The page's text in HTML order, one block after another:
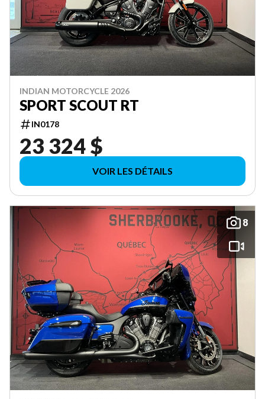
INDIAN MOTORCYCLE 2026
SPORT SCOUT RT
IN0178
23 324 $
VOIR LES DÉTAILS
8